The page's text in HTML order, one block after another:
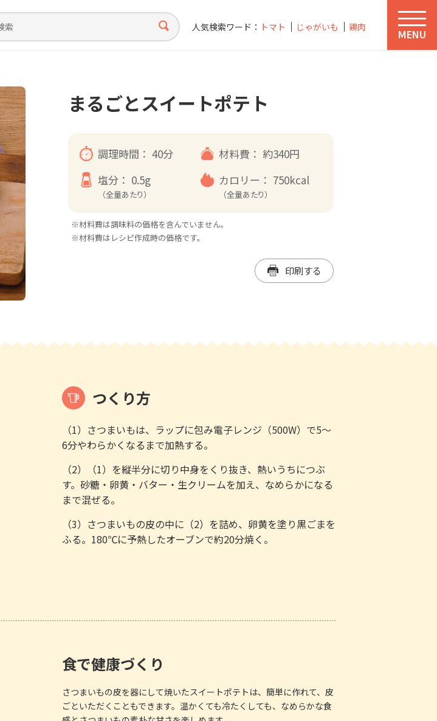
MENU
人気検索ワード： トマト じゃがいも 鶏肉
まるごとスイートポテト
調理時間： 40分 材料費： 約340円
塩分： 0.5g
（全量あたり）
カロリー： 750kcal
（全量あたり）
※材料費は調味料の価格を含んでいません。
※材料費はレシピ作成時の価格です。
印刷する
つくり方
（1）さつまいもは、ラップに包み電子レンジ（500W）で5～
6分やわらかくなるまで加熱する。
（2）（1）を縦半分に切り中身をくり抜き、熱いうちにつぶ
す。砂糖・卵黄・バター・生クリームを加え、なめらかになる
まで混ぜる。
（3）さつまいもの皮の中に（2）を詰め、卵黄を塗り黒ごまを
ふる。180℃に予熱したオーブンで約20分焼く。
食で健康づくり
さつまいもの皮を器にして焼いたスイートポテトは、簡単に作れて、皮
ごといただくこともできます。温かくても冷たくしても、なめらかな食